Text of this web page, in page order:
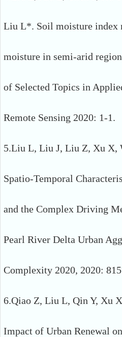
Liu L*. Soil moisture index
moisture in semi-arid
of Selected Topics in
Remote Sensing 2020: 1-1.
5.Liu L, Liu J, Liu Z, Xu X,
Spatio-Temporal
and the Complex Driving
Pearl River Delta Urban
Complexity 2020, 2020:
6.Qiao Z, Liu L, Qin Y, Xu
Impact of Urban Renewal